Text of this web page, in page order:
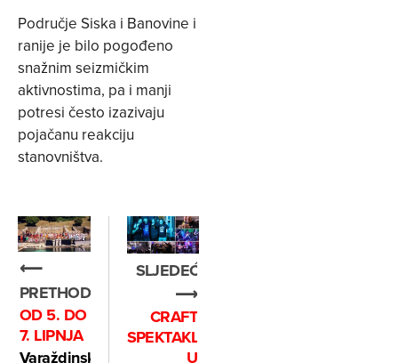
Područje Siska i Banovine i
ranije je bilo pogođeno
snažnim seizmičkim
aktivnostima, pa i manji
potresi često izazivaju
pojačanu reakciju
stanovništva.
⟵
PRETHODNO
OD 5. DO
7. LIPNJA
Varaždinske
SLJEDEĆE
⟶
CRAFT
SPEKTAKL
U